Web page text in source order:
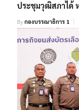
ประชุมวุฒิสภาได้
Byกองบรรณาธิการ 1